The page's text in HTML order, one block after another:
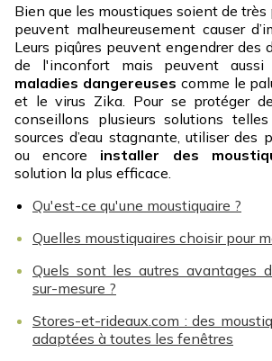
Bien que les moustiques soient de
peuvent malheureusement causer
Leurs piqûres peuvent engendrer des
de l'inconfort mais peuvent aussi
maladies dangereuses comme le
et le virus Zika. Pour se protéger
conseillons plusieurs solutions
sources d’eau stagnante, utiliser des
ou encore installer des
solution la plus efficace.
Qu'est-ce qu'une moustiquaire ?
Quelles moustiquaires choisir pour
Quels sont les autres avantages
sur-mesure ?
Stores-et-rideaux.com : des
adaptées à toutes les fenêtres